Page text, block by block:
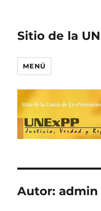
Sitio de la
MENÚ
Autor:admin